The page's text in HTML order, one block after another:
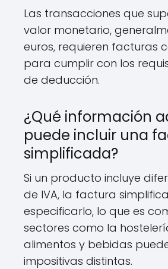
Las transacciones que
valor monetario,
euros, requieren facturas
para cumplir con los
de deducción.
¿Qué información
puede incluir una
simplificada?
Si un producto incluye
de IVA, la factura
especificarlo, lo que es
sectores como la
alimentos y bebidas
impositivas distintas.